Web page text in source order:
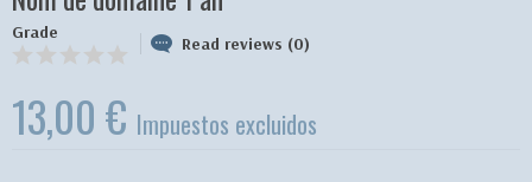
Grade
Read reviews (0)
13,00 € Impuestos excluidos